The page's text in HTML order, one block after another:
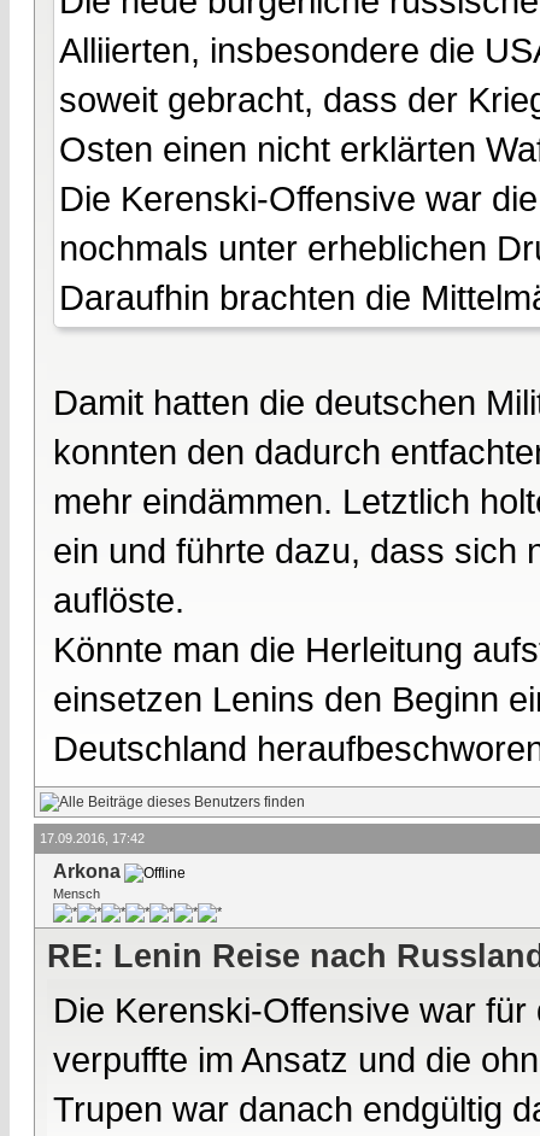
Alliierten, insbesondere die
soweit gebracht, dass der
Osten einen nicht erklärten
Die Kerenski-Offensive war
nochmals unter erheblichen
Daraufhin brachten die
Damit hatten die deutschen
konnten den dadurch
mehr eindämmen. Letztlich
ein und führte dazu, dass sich
auflöste.
Könnte man die Herleitung
einsetzen Lenins den Beginn
Deutschland
17.09.2016, 17:42
Arkona
Mensch
RE: Lenin Reise nach
Die Kerenski-Offensive war
verpuffte im Ansatz und die
Trupen war danach endgültig